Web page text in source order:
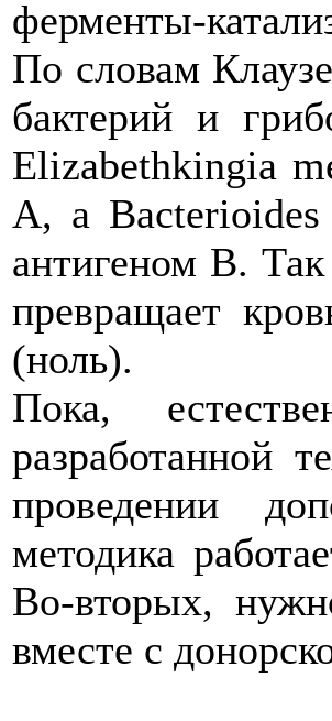
ферменты-
По словам
бактерий и
Elizabethkingia
А, а Bacterioides
антигеном В.
превращает
(ноль).
Пока,
разработанной
проведении
методика
Во-вторых,
вместе с